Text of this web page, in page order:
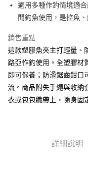
權轉讓予恩沛科技股份有限
２．關於個人資料處理事宜
https://aftee.tw/terms/
「AFTEE先享後付」，若未
任。
４．使用「AFTEE先享後付
時審查核予不同之上限額度
請求用戶進行身份認證。
５．嚴禁一人註冊多個帳號
每筆NT$100，滿
每筆NT$200，滿
貨到付款（門市自取請勿
國家/地區配送(**下單前
計)，訂單才得以成立**)
適用多種作釣情境適
閒釣魚使用，是控魚
銷售重點
這款塑膠魚夾主打輕量、
路亞作釣使用。全塑膠材
即可保養；防滑鋸齒鉗口
流。商品附失手繩與收納
衣或包包織帶上，隨身固
詳細說明